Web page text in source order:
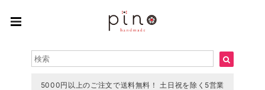
5000円以上のご注文で送料無料！ 土日祝を除く5営業